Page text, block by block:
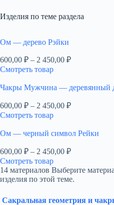
Изделия по теме раздела
Ом — дерево Рэйки
600,00 ₽ – 2 450,00 ₽Диапазон
–
450,00 ₽
Смотреть товар
Чакры Мужчина — деревянный
600,00 ₽ – 2 450,00 ₽Диапазон
–
450,00 ₽
Смотреть товар
Ом — черный символ Рейки
600,00 ₽ – 2 450,00 ₽Диапазон
600,00 ₽
–
450,00 ₽
Смотреть товар
14 материалов Выберите
изделия по этой теме.
Сакральная геометрия и